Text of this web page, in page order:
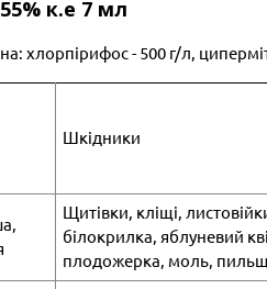
к.е 7 мл
хлорпірифос - 500 г/л,
Шкідники
Щитівки, кліщі,
білокрилка, яблуневий
плодожерка, моль,